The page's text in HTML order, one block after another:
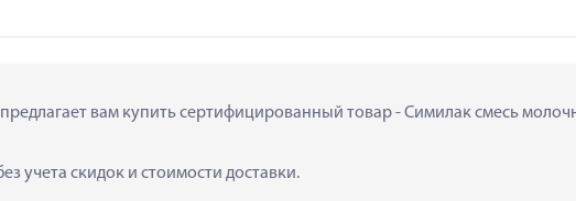
вам купить сертифицированный товар - Симилак смесь
учета скидок и стоимости доставки.